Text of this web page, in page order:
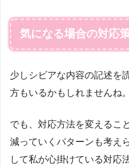
気になる場合の対応
少しシビアな内容の記述を
方もいるかもしれませんね。
でも、対応方法を変えるこ
減っていくパターンも考え
して私が心掛けている対応